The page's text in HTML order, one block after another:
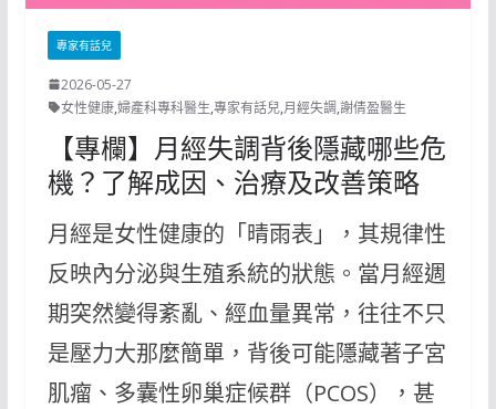
專家有話兒
2026-05-27
女性健康,婦產科專科醫生,專家有話兒,月經失調,謝倩盈醫生
【專欄】月經失調背後隱藏哪些危
機？了解成因、治療及改善策略
月經是女性健康的「晴雨表」，其規律性
反映內分泌與生殖系統的狀態。當月經週
期突然變得紊亂、經血量異常，往往不只
是壓力大那麼簡單，背後可能隱藏著子宮
肌瘤、多囊性卵巢症候群（PCOS），甚